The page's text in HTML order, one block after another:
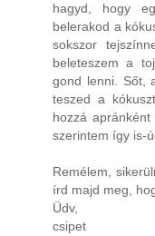
hagyd, hogy
belerakod a
sokszor
beleteszem a
gond lenni. Sőt,
teszed a
hozzá
szerintem így is-
Remélem,
írd majd meg,
Üdv,
csipet